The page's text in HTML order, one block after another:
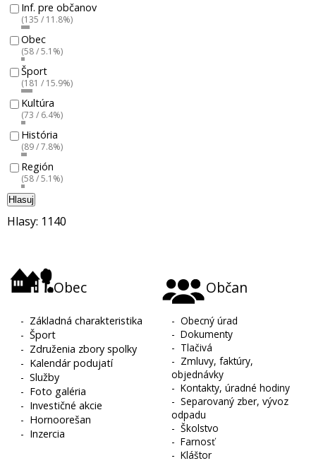
Inf. pre občanov
(135 / 11.8%)
Obec
(58 / 5.1%)
Šport
(181 / 15.9%)
Kultúra
(73 / 6.4%)
História
(89 / 7.8%)
Región
(58 / 5.1%)
Hlasuj
Hlasy: 1140
Obec
- Základná charakteristika
-Šport
- Združenia zbory spolky
- Kalendár podujatí
-Služby
- Foto galéria
- Investičné akcie
- Hornoorešan
- Inzercia
Občan
-Obecný úrad
-Dokumenty
- Tlačivá
- Zmluvy, faktúry,
objednávky
-Kontakty, úradné hodiny
-Separovaný zber, vývoz
odpadu
-Školstvo
-Farnosť
-Kláštor